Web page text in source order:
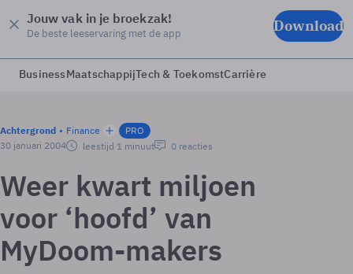
Jouw vak in je broekzak!
De beste leeservaring met de app Download
BusinessMaatschappijTech & ToekomstCarrière
Achtergrond Finance
PRO
30 januari 2004
leestijd 1 minuut 0 reacties
Weer kwart miljoen
voor ‘hoofd’ van
MyDoom-makers